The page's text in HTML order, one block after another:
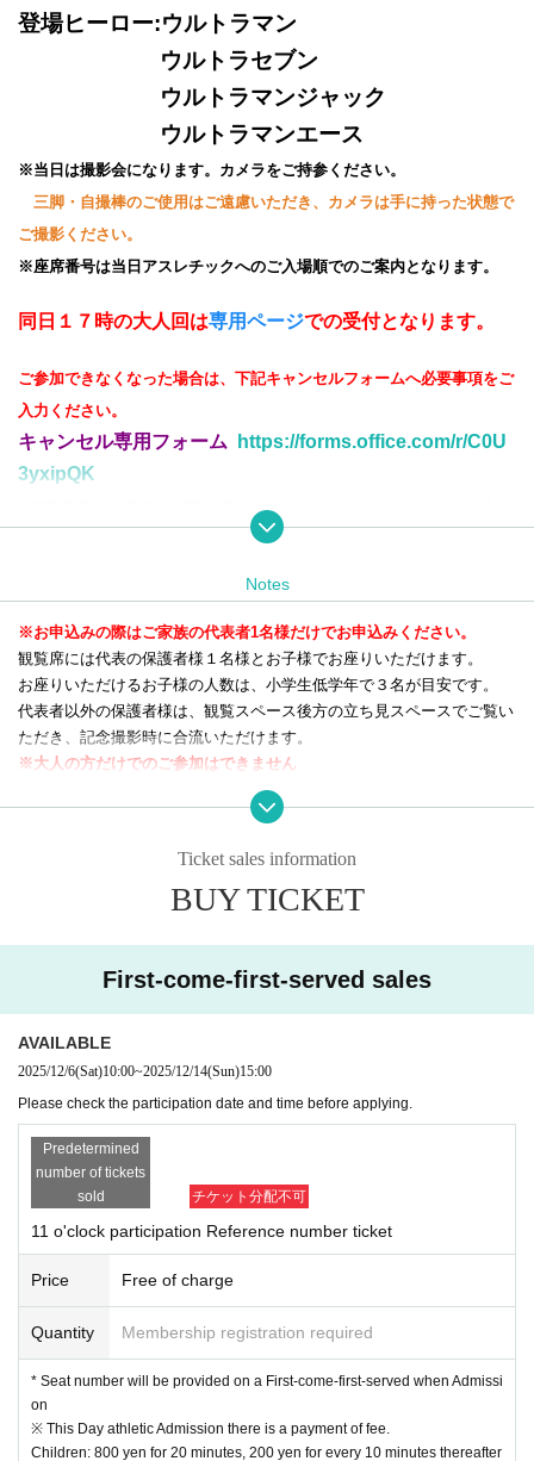
登場ヒーロー:ウルトラマン
ウルトラセブン
ウルトラマンジャック
ウルトラマンエース
※当日は撮影会になります。カメラをご持参ください。
三脚・自撮棒のご使用はご遠慮いただき、カメラは手に持った状態で
ご撮影ください。
※座席番号は当日アスレチックへのご入場順でのご案内となります。
同日１７時の大人回は専用ページでの受付となります。
ご参加できなくなった場合は、下記キャンセルフォームへ必要事項をご
入力ください。
キャンセル専用フォーム
https://forms.office.com/r/C0U
3yxipQK
※時間変更のご希望や到着が遅れる場合などございましたら必ず当店ま
下記注意事項をご確認いただき、お申し込みください。
Notes
※お申込みの際はご家族の代表者1名様だけでお申込みください。
観覧席には代表の保護者様１名様とお子様でお座りいただけます。
お座りいただけるお子様の人数は、小学生低学年で３名が目安です。
代表者以外の保護者様は、観覧スペース後方の立ち見スペースでご覧い
ただき、記念撮影時に合流いただけます。
※大人の方だけでのご参加はできません
ヒーロー登場日に関して、以下の内容をご確認ください。
ざいます。予めご了承お願いします。
多くのお客様にご観覧いただくため、整理券は一家族様1日1枚までとさ
せていただきます。
以下の場合は整理券が無効となります。あらかじめご了承お願いいたし
ます。
・整理券を提示できない場合
・該当日以外の整理券をお持ちの場合
・開始時刻までにご入場いただけない場合
・同一グループ、ご家族で整理券を複数お持ちの場合
Spectator seats are available in the order of Reference number ticket nu
Seats are in order Reference number ticket Number
ence number ticket.
Both photos and videos can be taken. When shooting, please be consid
erate of the surrounding customers.
For safety reasons, please refrain from using tripods or selfie sticks.
Ticket sales information
BUY TICKET
First-come-first-served sales
AVAILABLE
2025/12/6(Sat)10:00~2025/12/14(Sun)15:00
Please check the participation date and time before applying.
Predetermined
number of tickets
sold
チケット分配不可
11 o'clock participation Reference number ticket
Price Free of charge
Quantity Membership registration required
* Seat number will be provided on a First-come-first-served when Admissi
on
※ This Day athletic Admission there is a payment of fee.
Children: 800 yen for 20 minutes, 200 yen for every 10 minutes thereafter